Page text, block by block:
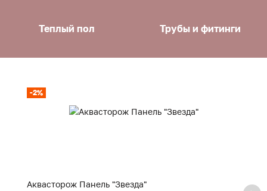
Теплый пол Трубы и фитинги
-2%
Аквасторож Панель "Звезда"